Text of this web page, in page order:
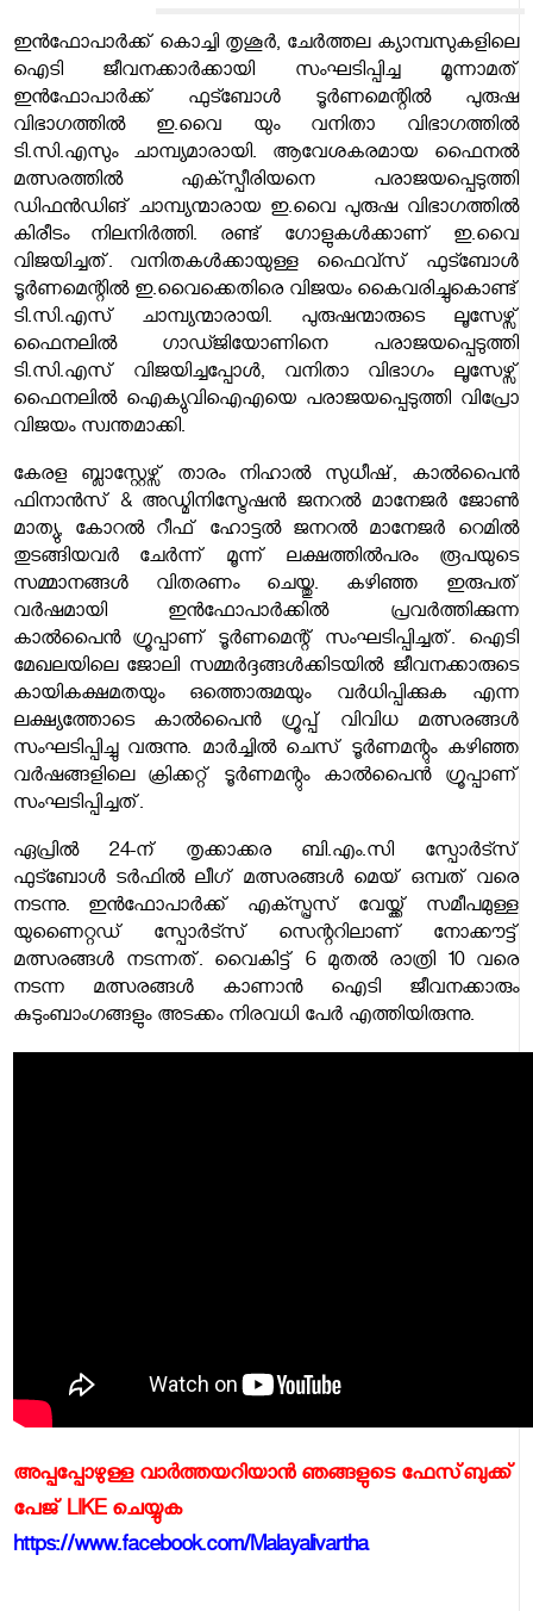
ഇൻഫോപാർക്ക് കൊച്ചി തൃശൂർ, ചേർത്തല ക്യാമ്പസുകളിലെ
ഐടി ജീവനക്കാർക്കായി സംഘടിപ്പിച്ച മൂന്നാമത്
ഇൻഫോപാർക്ക് ഫുട്ബോൾ ടൂർണമെന്റിൽ പുരുഷ
വിഭാഗത്തിൽ ഇ.വൈ യും വനിതാ വിഭാഗത്തിൽ
ടി.സി.എസും ചാമ്പ്യമാരായി. ആവേശകരമായ ഫൈനൽ
മത്സരത്തിൽ എക്സ്പീരിയനെ പരാജയപ്പെടുത്തി
ഡിഫൻഡിങ് ചാമ്പ്യന്മാരായ ഇ.വൈ പുരുഷ വിഭാഗത്തിൽ
കിരീടം നിലനിർത്തി. രണ്ട് ഗോളുകൾക്കാണ് ഇ.വൈ
വിജയിച്ചത്. വനിതകൾക്കായുള്ള ഫൈവ്സ് ഫുട്ബോൾ
ടൂർണമെന്റിൽ ഇ.വൈക്കെതിരെ വിജയം കൈവരിച്ചുകൊണ്ട്
ടി.സി.എസ് ചാമ്പ്യന്മാരായി. പുരുഷന്മാരുടെ ലൂസേഴ്സ്
ഫൈനലിൽ ഗാഡ്ജിയോണിനെ പരാജയപ്പെടുത്തി
ടി.സി.എസ് വിജയിച്ചപ്പോൾ, വനിതാ വിഭാഗം ലൂസേഴ്സ്
ഫൈനലിൽ ഐക്യുവിഐഎയെ പരാജയപ്പെടുത്തി വിപ്രോ
വിജയം സ്വന്തമാക്കി.
കേരള ബ്ലാസ്റ്റേഴ്സ് താരം നിഹാൽ സുധീഷ്, കാൽപൈൻ
ഫിനാൻസ് & അഡ്മിനിസ്ട്രേഷൻ ജനറൽ മാനേജർ ജോൺ
മാത്യു, കോറൽ റീഫ് ഹോട്ടല്‍ ജനറല്‍ മാനേജർ റെമിൽ
തുടങ്ങിയവർ ചേർന്ന് മൂന്ന് ലക്ഷത്തില്‍പരം രൂപയുടെ
സമ്മാനങ്ങൾ വിതരണം ചെയ്തു. കഴിഞ്ഞ ഇരുപത്
വ‍ർഷമായി ഇൻഫോപാർക്കില്‍ പ്രവ‍‌ർത്തിക്കുന്ന
കാൽപൈൻ ഗ്രൂപ്പാണ് ടൂർണമെന്റ് സംഘടിപ്പിച്ചത്. ഐടി
മേഖലയിലെ ജോലി സമ്മർദ്ദങ്ങൾക്കിടയിൽ ജീവനക്കാരുടെ
കായികക്ഷമതയും ഒത്തൊരുമയും വർധിപ്പിക്കുക എന്ന
ലക്ഷ്യത്തോടെ കാല്‍പൈന്‍ ഗ്രൂപ്പ് വിവിധ മത്സരങ്ങള്‍
സംഘടിപ്പിച്ചു വരുന്നു. മാർച്ചില്‍ ചെസ് ടൂർണമന്റും കഴിഞ്ഞ
വർഷങ്ങളിലെ ക്രിക്കറ്റ് ടൂർണമന്റും കാല്‍പൈന്‍ ഗ്രൂപ്പാണ്
സംഘടിപ്പിച്ചത്.
ഏപ്രിൽ 24-ന് തൃക്കാക്കര ബി.എം.സി സ്പോർട്സ്
ഫുട്ബോൾ ടർഫിൽ ലീഗ് മത്സരങ്ങൾ മെയ് ഒമ്പത് വരെ
നടന്നു. ഇൻഫോപാർക്ക് എക്സ്പ്രസ് വേയ്ക്ക് സമീപമുള്ള
യുണൈറ്റഡ് സ്പോർട്സ് സെന്ററിലാണ് നോക്കൗട്ട്
മത്സരങ്ങൾ നടന്നത്. വൈകിട്ട് 6 മുതൽ രാത്രി 10 വരെ
നടന്ന മത്സരങ്ങൾ കാണാൻ ഐടി ജീവനക്കാരും
കുടുംബാംഗങ്ങളും അടക്കം നിരവധി പേർ എത്തിയിരുന്നു.
അപ്പപ്പോഴുള്ള വാര്‍ത്തയറിയാന്‍ ഞങ്ങളുടെ ഫേസ്‌ബുക്ക്‌
പേജ് LIKE ചെയ്യുക
https://www.facebook.com/Malayalivartha